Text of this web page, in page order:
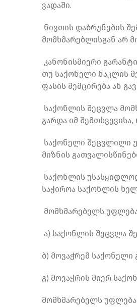
ვადაში.
ნივთის დაბრუნების
მომხმარებლისგან არ
კანონისმიერი
თუ საქონელი ნაკლის
ფასის შემცირება ან
საქონლის შეცვლა
გარდა იმ
საქონელი შეცვლილი
მიზნის
საქონლის
საჭიროა საქონლის
მომხმარებელს
ა) საქონლის შეცვლა
ბ) მოვაჭრემ
გ) მოვაჭრის მიერ
მომხმარებელს